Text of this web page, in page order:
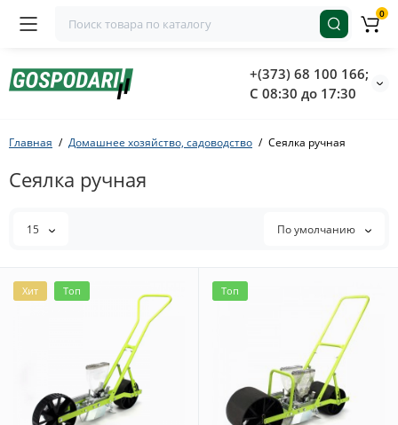
+(373) 68 100 166;
С 08:30 до 17:30
0
Главная Домашнее хозяйство, садоводство Сеялка ручная
Сеялка ручная
15 По умолчанию
Хит Топ Топ